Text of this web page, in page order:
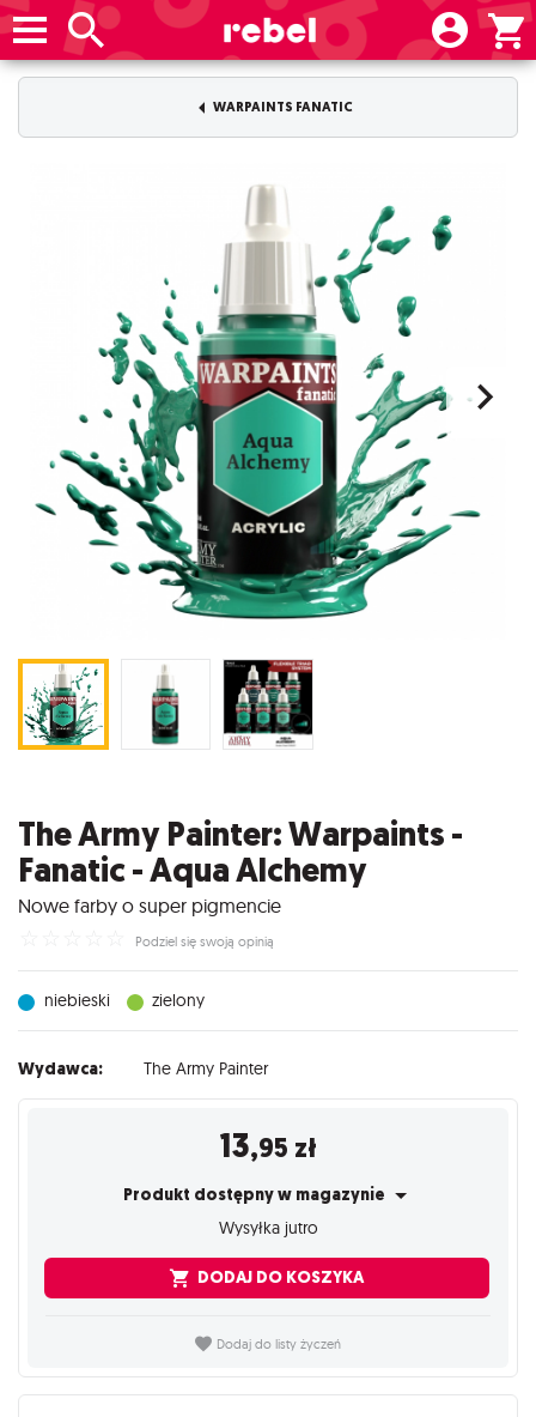
WARPAINTS FANATIC
The Army Painter: Warpaints -
Fanatic - Aqua Alchemy
Nowe farby o super pigmencie
Podziel się swoją opinią
niebieski zielony
Wydawca: The Army Painter
13,95 zł
Produkt dostępny w magazynie
Wysyłka jutro
DODAJ DO KOSZYKA
Dodaj do listy życzeń